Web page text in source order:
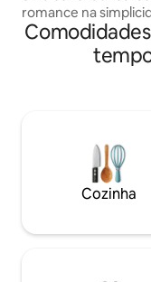
romance na
recompensado
privacidade
belas florestas
calor será fornecido
crepitante e você
uma limpeza à
no fogão ou em um
caminhada de
Cozinha